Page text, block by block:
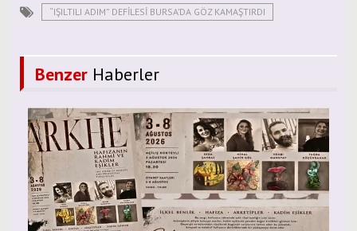
“IŞILTILI ADIM” DEFİLESİ BURSA’DA GÖZ KAMAŞTIRDI
Benzer Haberler